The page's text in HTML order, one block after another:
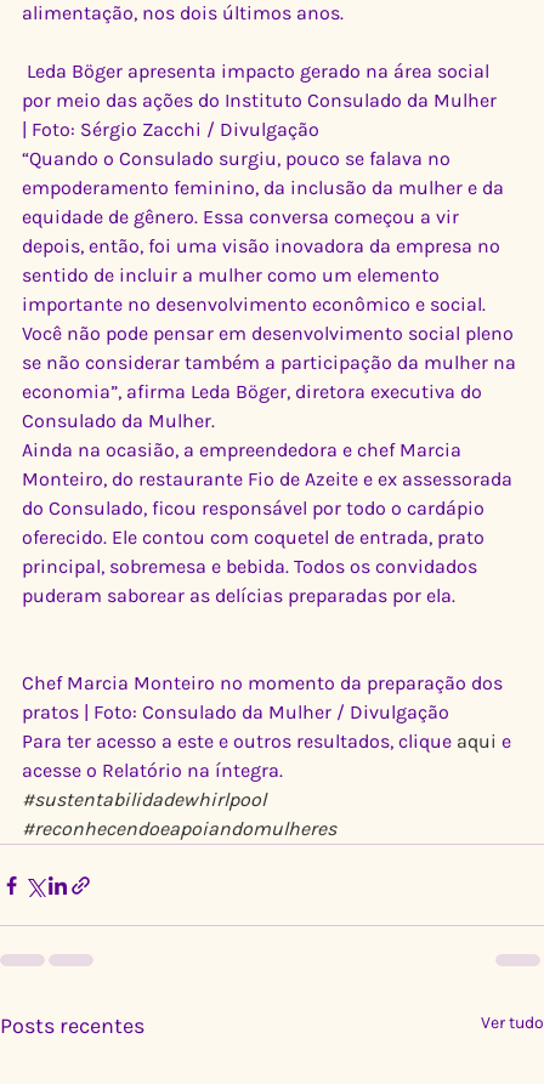
alimentação, nos dois últimos anos.
por meio das ações do Instituto Consulado da Mulher
| Foto: Sérgio Zacchi / Divulgação
“Quando o Consulado surgiu, pouco se falava no
empoderamento feminino, da inclusão da mulher e da
equidade de gênero. Essa conversa começou a vir
depois, então, foi uma visão inovadora da empresa no
sentido de incluir a mulher como um elemento
importante no desenvolvimento econômico e social.
Você não pode pensar em desenvolvimento social pleno
se não considerar também a participação da mulher na
economia”, afirma Leda Böger, diretora executiva do
Consulado da Mulher.
Ainda na ocasião, a empreendedora e chef Marcia
Monteiro, do restaurante Fio de Azeite e ex assessorada
do Consulado, ficou responsável por todo o cardápio
oferecido. Ele contou com coquetel de entrada, prato
principal, sobremesa e bebida. Todos os convidados
puderam saborear as delícias preparadas por ela.
Chef Marcia Monteiro no momento da preparação dos
pratos | Foto: Consulado da Mulher / Divulgação
Para ter acesso a este e outros resultados, clique aqui e
acesse o Relatório na íntegra.
#sustentabilidadewhirlpool
#reconhecendoeapoiandomulheres
Posts recentes Ver tudo